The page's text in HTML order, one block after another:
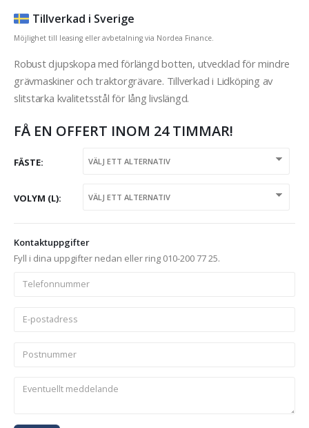
Tillverkad i Sverige
Möjlighet till leasing eller avbetalning via Nordea Finance.
Robust djupskopa med förlängd botten, utvecklad för mindre
grävmaskiner och traktorgrävare. Tillverkad i Lidköping av
slitstarka kvalitetsstål för lång livslängd.
FÅ EN OFFERT INOM 24 TIMMAR!
FÄSTE
VOLYM (L)
Kontaktuppgifter
Fyll i dina uppgifter nedan eller ring 010-200 77 25.